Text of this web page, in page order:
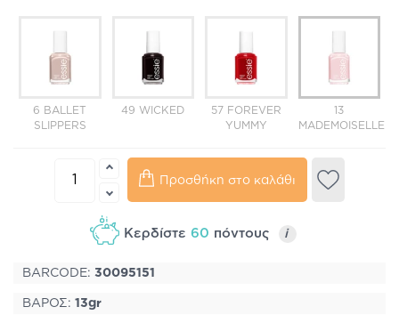
6 BALLET
SLIPPERS
49 WICKED
57 FOREVER
YUMMY
13
MADEMOISELLE
Προσθήκη στο καλάθι
Κερδίστε 60 πόντους i
BARCODE: 30095151
ΒΑΡΟΣ: 13gr